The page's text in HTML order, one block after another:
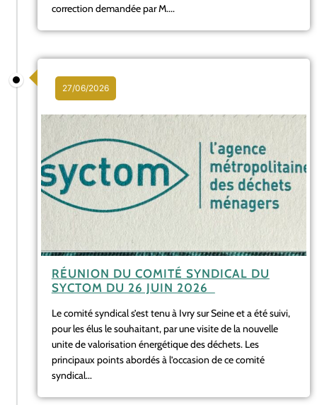
correction demandée par M....
27/06/2026
RÉUNION DU COMITÉ SYNDICAL DU
SYCTOM DU 26 JUIN 2026
Le comité syndical s’est tenu à Ivry sur Seine et a été suivi,
pour les élus le souhaitant, par une visite de la nouvelle
unite de valorisation énergétique des déchets. Les
principaux points abordés à l’occasion de ce comité
syndical...